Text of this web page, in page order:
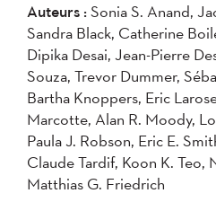
Auteurs :Sonia S. Anand,
Sandra Black, Catherine
Dipika Desai, Jean-Pierre
Souza, Trevor Dummer,
Bartha Knoppers, Eric
Marcotte, Alan R. Moody,
Paula J. Robson, Eric E.
Claude Tardif, Koon K. Teo,
Matthias G. Friedrich